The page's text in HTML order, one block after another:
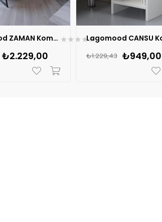
Lagomood ZAMAN Komodin İkili ★★★★★
₺2.229,00 ₺949,00
₺1.229,43